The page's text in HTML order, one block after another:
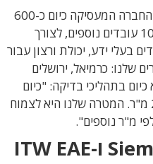
מנכ"ל USR, אדי גז, סיפר ל-Techtime שהחברה המעסיקה כיום כ-600
עובדים, התחילה בקמפיין לגיוס יותר מ-100 עובדים נוספים, לצורך
בעלי ידע, יכולת ורצון עבור
שלנו: כרמיאל, ירושלים
בתהליכי בדיקה: "כיום
שטח הייצור של המפעל הוא מעל 20,000 מ"ר. המטרה שלנו היא לצמוח
מ"ר נוספים".
ITW EAE